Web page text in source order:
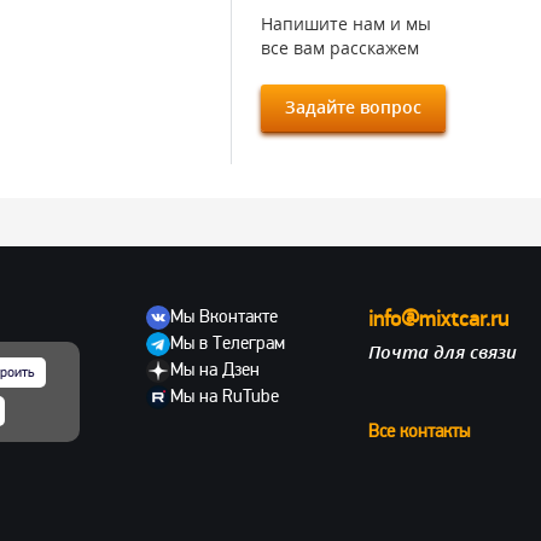
Напишите нам и мы
все вам расскажем
Задайте вопрос
Мы Вконтакте
Мы в Телеграм
Мы на Дзен
Мы на RuTube
info@mixtcar.ru
Почта для связи
Все контакты